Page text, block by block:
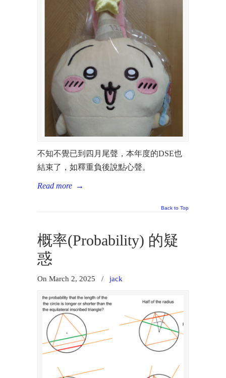
不知不覺已到四月尾聲，本年度的DSE也
結束了，如釋重負後說點心聲。
Read more →
Back to Top
概率(Probability) 的疑
惑
On March 2, 2025 / jack